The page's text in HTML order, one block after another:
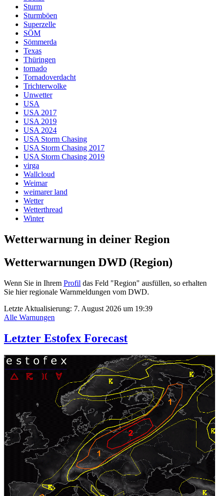
Sturm
Sturmböen
Superzelle
SÖM
Sömmerda
Texas
Thüringen
tornado
Tornadoverdacht
Trichterwolke
Unwetter
USA
USA 2017
USA 2019
USA 2024
USA Storm Chasing
USA Storm Chasing 2017
USA Storm Chasing 2019
virga
Wallcloud
Weimar
weimarer land
Wetter
Wetterthread
Winter
Wetterwarnung in deiner Region
Wetterwarnungen DWD (Region)
Wenn Sie in Ihrem Profil das Feld "Region" ausfüllen, so erhalten
Sie hier regionale Warnmeldungen vom DWD.
Letzte Aktualisierung: 7. August 2026 um 19:39
Alle Warnungen
Letzter Estofex Forecast